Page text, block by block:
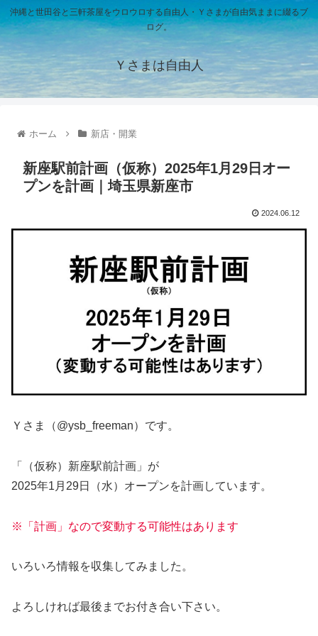
沖縄と世田谷と三軒茶屋をウロウロする自由人・Ｙさまが自由気ままに綴るブ
ログ。
Ｙさまは自由人
ホーム 新店・開業
新座駅前計画（仮称）2025年1月29日オー
プンを計画｜埼玉県新座市
2024.06.12
Ｙさま（@ysb_freeman）です。
「（仮称）新座駅前計画」が
2025年1月29日（水）オープンを計画しています。
※「計画」なので変動する可能性はあります
いろいろ情報を収集してみました。
よろしければ最後までお付き合い下さい。